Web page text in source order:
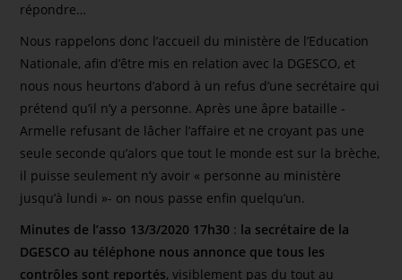
répondre…
Nous rappelons donc l’accueil du ministère de l’Education
Nationale, afin d’être mis en relation avec la DGESCO, et
nous nous heurtons d’abord à un refus d’une secrétaire qui
prétend qu’il n’y a personne. Après une âpre bataille -
Armelle refusant de lâcher l’affaire et ne croyant pas une
seule seconde qu’alors que tout le monde est sur la brèche,
il puisse seulement n’y avoir « personne au ministère
jusqu’à lundi »- on nous passe enfin quelqu’un.
Minutes de l’asso 13/3/2020 17h30 : la secrétaire de la
DGESCO au téléphone nous annonce que tous les
contrôles sont reportés, visiblement pas du tout au